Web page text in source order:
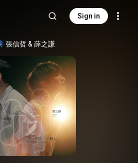
Sign in
張信哲 & 薛之謙